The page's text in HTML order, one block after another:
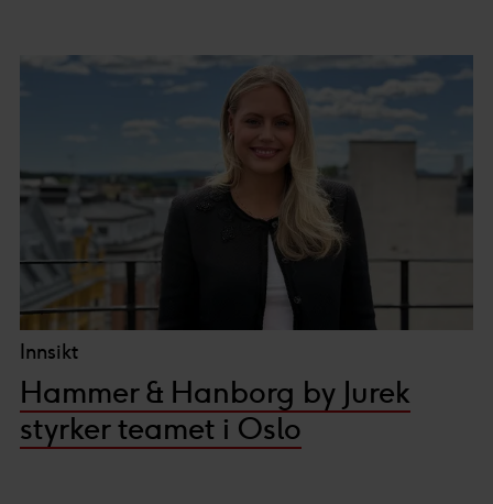
Innsikt
Hammer & Hanborg by Jurek
styrker teamet i Oslo